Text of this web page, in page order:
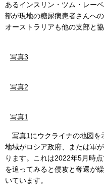
あるインスリン・ツム・レー
部が現地の糖尿病患者さんへ
オーストラリアも他の支部と
写真3
写真2
写真1
写真1 にウクライナの地図を
地域がロシア政府、または軍
ります。これは2022年5月時
を追ってみると侵攻と奪還が
いています。